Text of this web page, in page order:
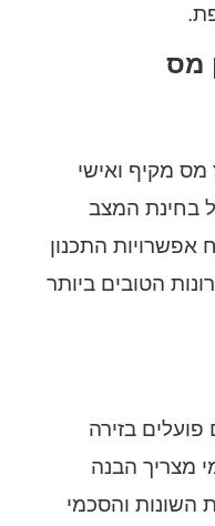
מס
מס מקיף ואישי
בחינת המצב
אפשרויות התכנון
הטובים ביותר
בזירה
מצריך הבנה
השונות והסכמי